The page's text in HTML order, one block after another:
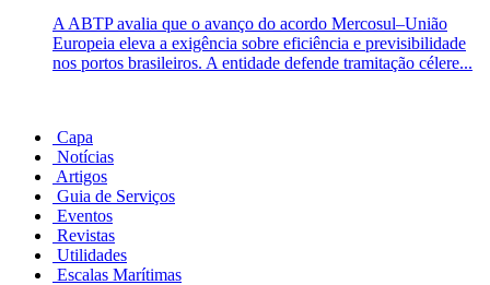
A ABTP avalia que o avanço do acordo Mercosul–União
Europeia eleva a exigência sobre eficiência e previsibilidade
nos portos brasileiros. A entidade defende tramitação célere...
Capa
Notícias
Artigos
Guia de Serviços
Eventos
Revistas
Utilidades
Escalas Marítimas